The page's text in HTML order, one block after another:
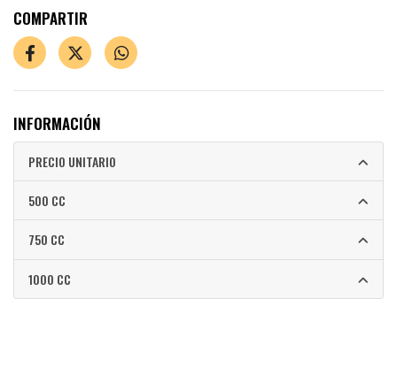
COMPARTIR
INFORMACIÓN
PRECIO UNITARIO
500 CC
750 CC
1000 CC